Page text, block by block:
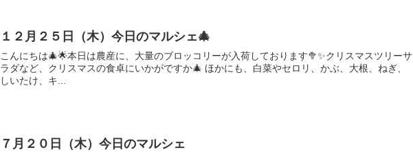
１２月２５日（木）今日のマルシェ🎄
こんにちは🎄🌟本日は農産に、大量のブロッコリーが入荷しております🥦✨クリスマスツリーサ
ラダなど、クリスマスの食卓にいかがですか🎄 ほかにも、白菜やセロリ、かぶ、大根、ねぎ、
しいたけ、キ...
７月２０日（木）今日のマルシェ